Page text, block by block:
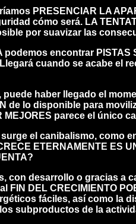
PRESENCIAR LA
cómo será. LA
por suavizar las
podemos encontrar PISTAS
Llegará cuando se acabe el
haber llegado el
de lo disponible para
MEJORES parece el único
el canibalismo, como
ETERNAMENTE ES
con desarrollo o gracias a
FIN DEL CRECIMIENTO
fáciles, así como la
subproductos de la